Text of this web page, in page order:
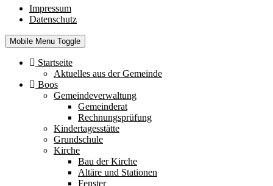
Impressum
Datenschutz
Mobile Menu Toggle
Startseite
Aktuelles aus der Gemeinde
Boos
Gemeindeverwaltung
Gemeinderat
Rechnungsprüfung
Kindertagesstätte
Grundschule
Kirche
Bau der Kirche
Altäre und Stationen
Fenster